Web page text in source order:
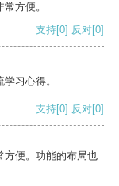
方便。
支持[0] 反对[0]
习心得。
支持[0] 反对[0]
方便。功能的布局也